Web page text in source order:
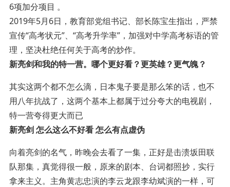
6项加分项目 。
2019年5月6日，教育部党组书记、部长陈宝生指出，严禁
宣传“高考状元”、“高考升学率”，加强对中学高考标语的管
理，坚决杜绝任何关于高考的炒作。
新亮剑和我的特一营。哪个更好看？更英雄？更气魄？
其实这两个都不怎么滴，日本鬼子要是那么笨的话，也不
用八年抗战了，这两个基本上都属于过分夸大的电视剧，
特一营夸得更大而已
新亮剑 怎么这么不好看 怎么有点虚伪
向着亮剑的名气，昨晚会去看了一集，正好是击溃坂田联
队那集，真觉得很一般，原来的剧本、台词都照抄，实行
拿来主义。主角黄志忠演的李云龙跟李幼斌演的一样，可